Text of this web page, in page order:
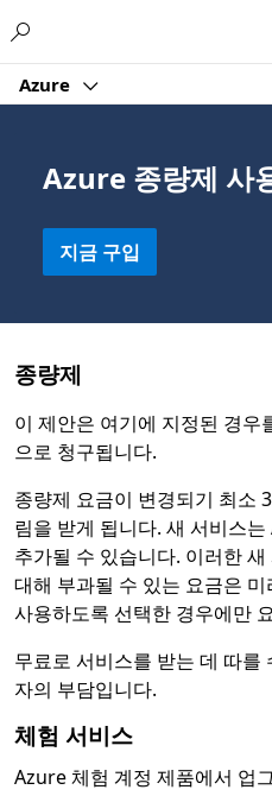
Azure
Azure 종량제 사
지금 구입
종량제
이 제안은 여기에 지정된 경우
으로 청구됩니다.
종량제 요금이 변경되기 최소
림을 받게 됩니다. 새 서비스
추가될 수 있습니다. 이러한
대해 부과될 수 있는 요금은
사용하도록 선택한 경우에만
무료로 서비스를 받는 데 따를
자의 부담입니다.
체험 서비스
Azure 체험 계정 제품에서 업